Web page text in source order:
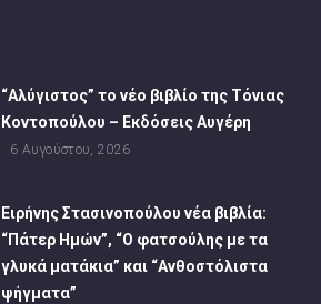
“Αλύγιστος” το νέο βιβλίο της Τόνιας
Κοντοπούλου – Εκδόσεις Αυγέρη
6 Αυγούστου, 2026
Ειρήνης Στασινοπούλου νέα βιβλία:
“Πάτερ Ημών”, “Ο φατσούλης με τα
γλυκά ματάκια” και “Ανθοστόλιστα
ψήγματα”